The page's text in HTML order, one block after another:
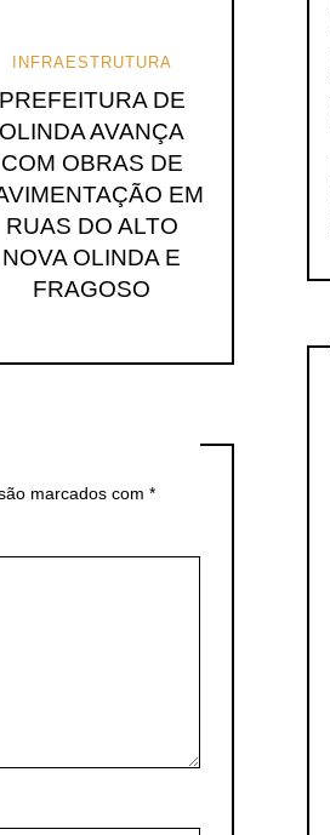
INFRAESTRUTURA
PREFEITURA DE
OLINDA AVANÇA
COM OBRAS DE
EM
RUAS DO ALTO
NOVA OLINDA E
FRAGOSO
marcados com *